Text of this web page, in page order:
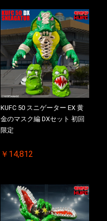
KUFC 50 スニゲーター EX 黄
金のマスク編 DXセット 初回
限定
￥14,812